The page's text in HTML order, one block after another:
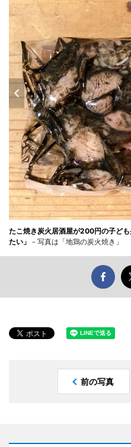
たこ焼き炭火居酒屋が200円の子ど
たい」 －写真は「地鶏の炭火焼き」
前の写真